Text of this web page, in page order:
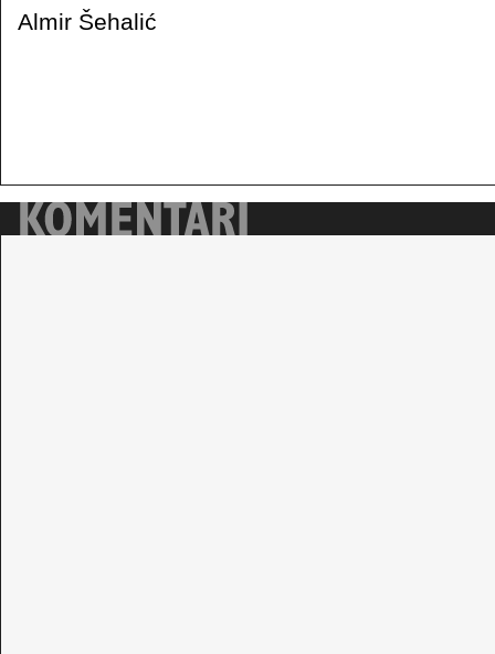
Almir Šehalić